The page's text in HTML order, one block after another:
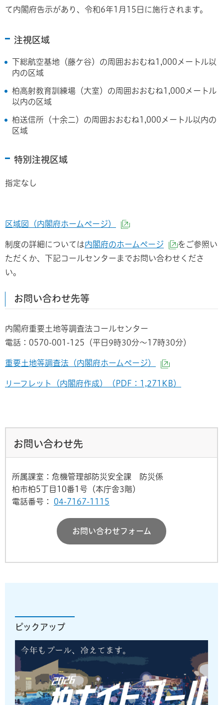
て内閣府告示があり、令和6年1月15日に施行されます。
注視区域
下総航空基地（藤ケ谷）の周囲おおむね1,000メートル以
内の区域
柏高射教育訓練場（大室）の周囲おおむね1,000メートル
以内の区域
柏送信所（十余二）の周囲おおむね1,000メートル以内の
区域
特別注視区域
指定なし
区域図（内閣府ホームページ）
制度の詳細については内閣府のホームページ （外部サイ
をご参照い
ただくか、下記コールセンターまでお問い合わせくださ
い。
お問い合わせ先等
内閣府重要土地等調査法コールセンター
電話：0570-001-125（平日9時30分～17時30分）
重要土地等調査法（内閣府ホームページ）
リーフレット（内閣府作成）（PDF：1,271KB）
お問い合わせ先
所属課室：危機管理部防災安全課 防災係
柏市柏5丁目10番1号（本庁舎3階）
電話番号：
04-7167-1115
お問い合わせフォーム
ピックアップ